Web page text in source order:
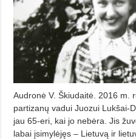
Audronė V. Škiudaitė. 2016 m.
partizanų vadui Juozui Lukšai-
jau 65-eri, kai jo nebėra. Jis
labai įsimylėjęs – Lietuvą ir